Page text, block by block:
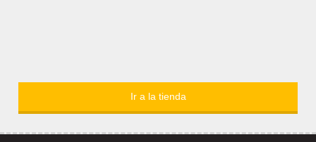
Ir a la tienda